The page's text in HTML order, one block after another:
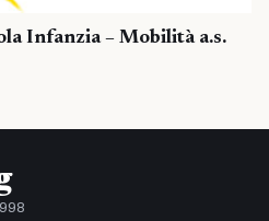
Infanzia – Mobilità a.s.